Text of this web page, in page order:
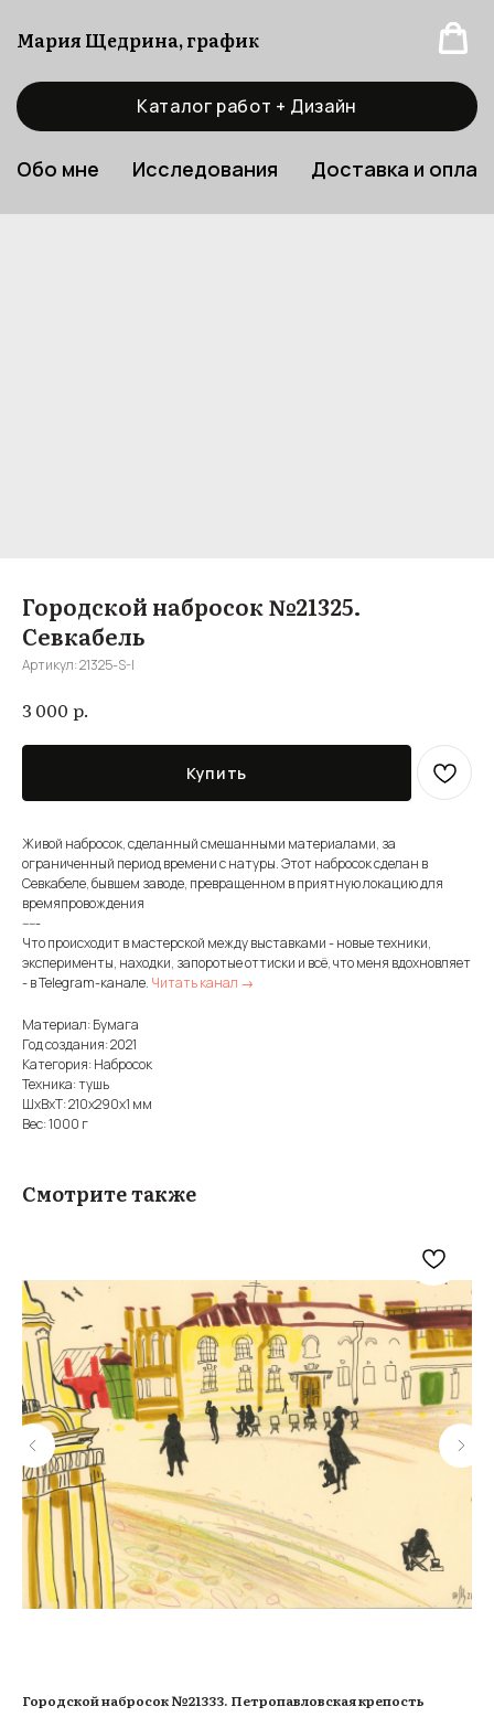
Мария Щедрина, график
Каталог работ + Дизайн
Обо мне Исследования Доставка и
Городской набросок №21325.
Севкабель
Артикул:21325-S-I
3 000 р.
Купить
Живой набросок, сделанный смешанными материалами, за
ограниченный период времени с натуры. Этот набросок сделан в
Севкабеле, бывшем заводе, превращенном в приятную локацию для
времяпровождения
-----
Что происходит в мастерской между выставками - новые техники,
эксперименты, находки, запоротые оттиски и всё, что меня вдохновляет
- в Telegram-канале. Читать канал →
Материал: Бумага
Год создания: 2021
Категория: Набросок
Техника: тушь
ШxВxТ: 210x290x1 мм
Вес: 1000 г
Смотрите также
Городской набросок №21333. Петропавловская крепость